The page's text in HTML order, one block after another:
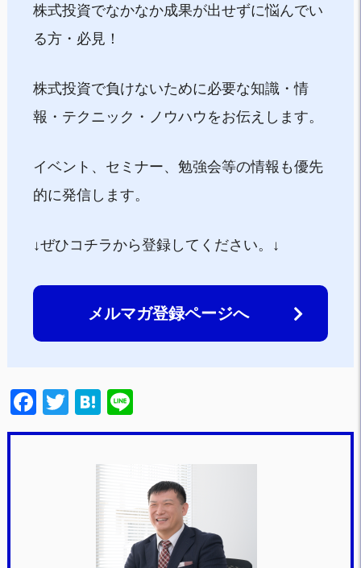
株式投資でなかなか成果が出せずに悩んでい
る方・必見！
株式投資で負けないために必要な知識・情
報・テクニック・ノウハウをお伝えします。
イベント、セミナー、勉強会等の情報も優先
的に発信します。
↓ぜひコチラから登録してください。↓
メルマガ登録ページへ
F
a
T
wi
H
at
n
a
n